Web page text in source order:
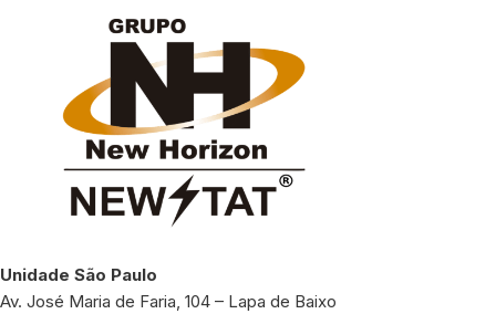
Unidade São Paulo
Av. José Maria de Faria, 104 – Lapa de Baixo